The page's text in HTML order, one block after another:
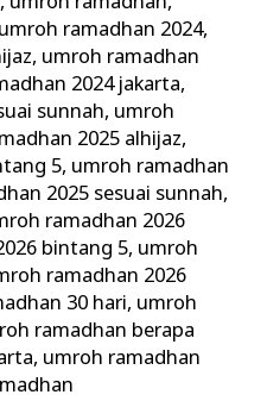
umroh ramadhan 2024,
, umroh ramadhan
2024 jakarta,
sunnah, umroh
2025 alhijaz,
5, umroh ramadhan
2025 sesuai sunnah,
ramadhan 2026
bintang 5, umroh
ramadhan 2026
30 hari, umroh
ramadhan berapa
, umroh ramadhan